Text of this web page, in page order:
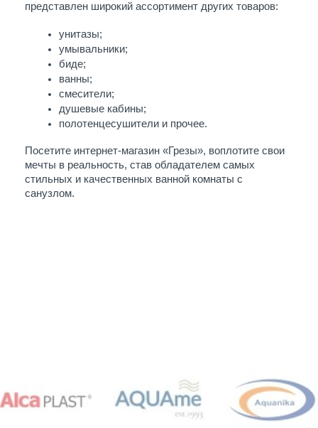
представлен широкий ассортимент других товаров:
унитазы;
умывальники;
биде;
ванны;
смесители;
душевые кабины;
полотенцесушители и прочее.
Посетите интернет-магазин «Грезы», воплотите свои
мечты в реальность, став обладателем самых
стильных и качественных ванной комнаты с
санузлом.